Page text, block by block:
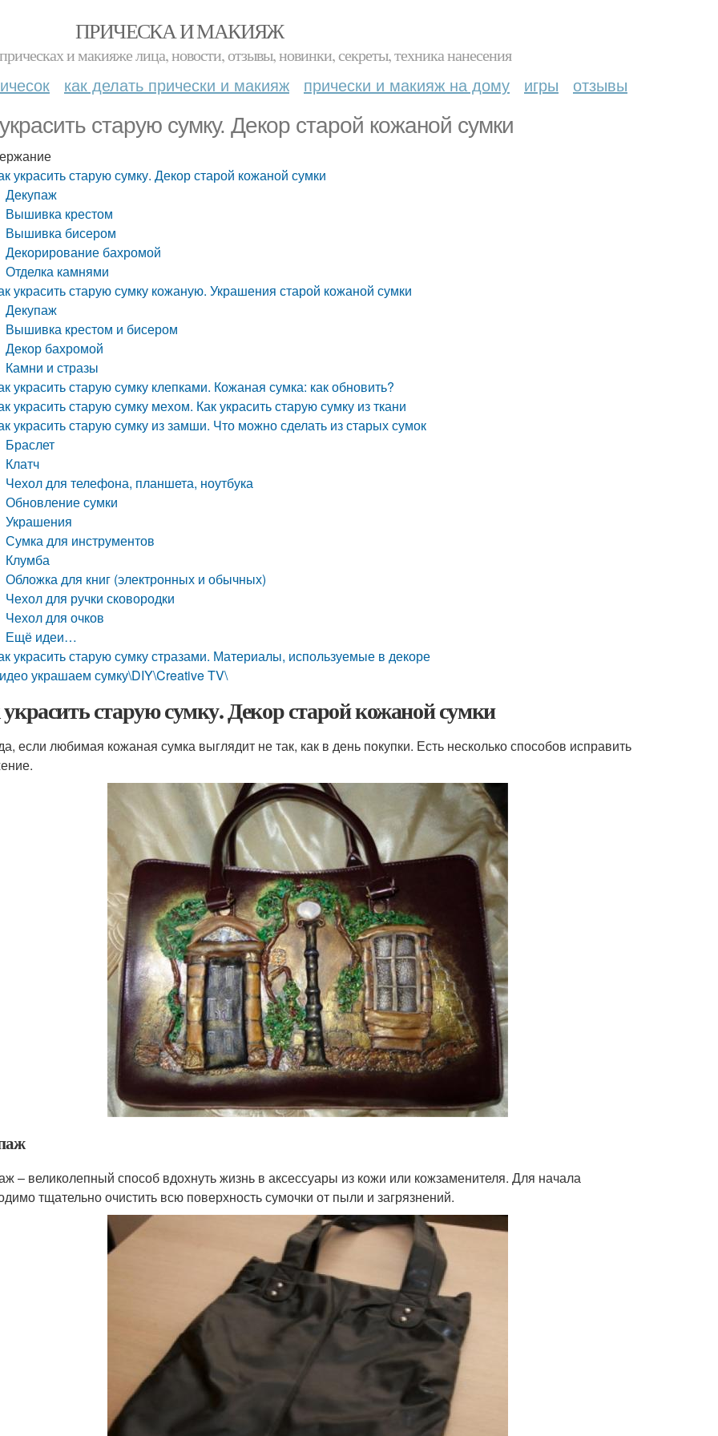
ПРИЧЕСКА И МАКИЯЖ
и макияже лица, новости, отзывы, новинки, секреты, техника нанесения
как делать прически и макияж прически и макияж на дому игры отзывы
старую сумку. Декор старой кожаной сумки
украсить старую сумку. Декор старой кожаной сумки
Декупаж
Вышивка крестом
Вышивка бисером
Декорирование бахромой
Отделка камнями
украсить старую сумку кожаную. Украшения старой кожаной сумки
Декупаж
Вышивка крестом и бисером
Декор бахромой
Камни и стразы
украсить старую сумку клепками. Кожаная сумка: как обновить?
украсить старую сумку мехом. Как украсить старую сумку из ткани
украсить старую сумку из замши. Что можно сделать из старых сумок
Браслет
Клатч
Чехол для телефона, планшета, ноутбука
Обновление сумки
Украшения
Сумка для инструментов
Клумба
Обложка для книг (электронных и обычных)
Чехол для ручки сковородки
Чехол для очков
Ещё идеи…
украсить старую сумку стразами. Материалы, используемые в декоре
украшаем сумку\DIY\Creative TV\
старую сумку. Декор старой кожаной сумки
если любимая кожаная сумка выглядит не так, как в день покупки. Есть несколько способов исправить
– великолепный способ вдохнуть жизнь в аксессуары из кожи или кожзаменителя. Для начала
тщательно очистить всю поверхность сумочки от пыли и загрязнений.